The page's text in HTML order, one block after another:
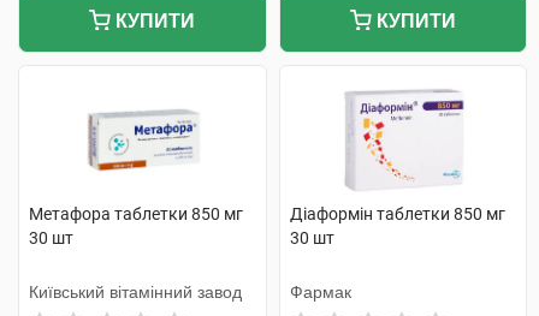
КУПИТИ КУПИТИ
Метафора таблетки 850 мг
30 шт
Київський вітамінний завод
Діаформін таблетки 850 мг
30 шт
Фармак